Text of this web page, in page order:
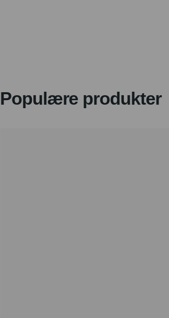
Populære produkter